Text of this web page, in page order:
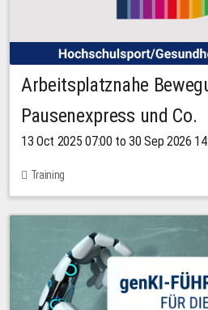
Arbeitsplatznahe
Pausenexpress und Co.
13 Oct 2025 07:00 to 30 Sep 2026
Training